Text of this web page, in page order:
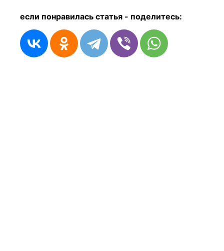
если понравилась статья - поделитесь: